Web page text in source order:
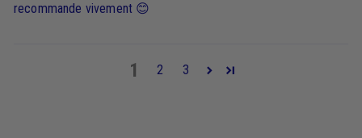
recommande vivement 😊
1 2 3